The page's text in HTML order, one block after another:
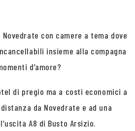
con camere a tema dove
insieme alla compagna
d’amore?
di pregio ma a costi economici a
da Novedrate e ad una
A8 di Busto Arsizio.